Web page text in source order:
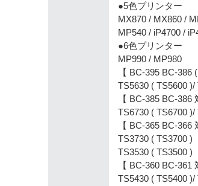
●5色プリンター
MX870 / MX860 /
MP540 / iP4700 /
●6色プリンター
MP990 / MP980
【 BC-395 BC-386
TS5630 ( TS5600
【 BC-385 BC-386
TS6730 ( TS6700
【 BC-365 BC-366
TS3730 ( TS3700 )
TS3530 ( TS3500 )
【 BC-360 BC-361
TS5430 ( TS5400